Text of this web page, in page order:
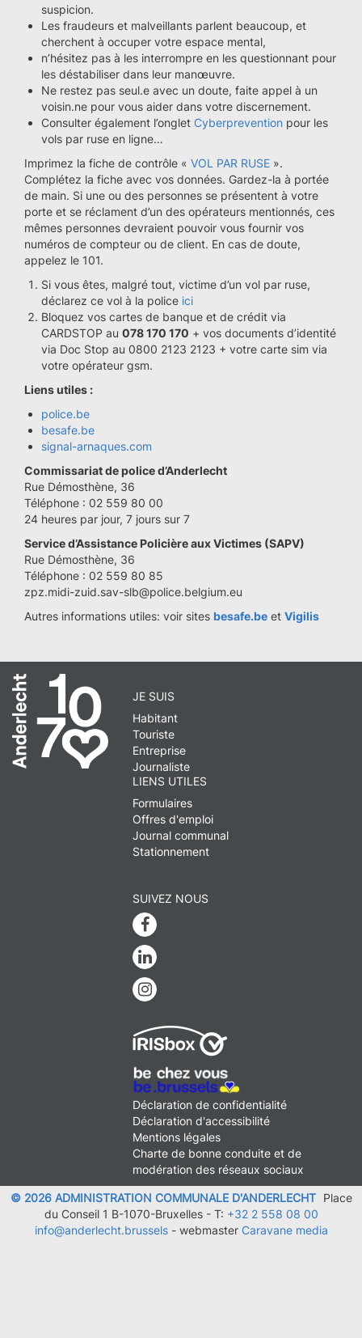
suspicion.
Les fraudeurs et malveillants parlent beaucoup, et
cherchent à occuper votre espace mental,
n’hésitez pas à les interrompre en les questionnant pour
les déstabiliser dans leur manœuvre.
Ne restez pas seul.e avec un doute, faite appel à un
voisin.ne pour vous aider dans votre discernement.
Consulter également l’onglet Cyberprevention pour les
vols par ruse en ligne…
Imprimez la fiche de contrôle « VOL PAR RUSE ».
Complétez la fiche avec vos données. Gardez-la à portée
de main. Si une ou des personnes se présentent à votre
porte et se réclament d’un des opérateurs mentionnés, ces
mêmes personnes devraient pouvoir vous fournir vos
numéros de compteur ou de client. En cas de doute,
appelez le 101.
Si vous êtes, malgré tout, victime d’un vol par ruse,
déclarez ce vol à la police ici
Bloquez vos cartes de banque et de crédit via
CARDSTOP au 078 170 170 + vos documents d’identité
via Doc Stop au 0800 2123 2123 + votre carte sim via
votre opérateur gsm.
Liens utiles :
police.be
besafe.be
signal-arnaques.com
Commissariat de police d’Anderlecht
Rue Démosthène, 36
Téléphone : 02 559 80 00
24 heures par jour, 7 jours sur 7
Service d’Assistance Policière aux Victimes (SAPV)
Rue Démosthène, 36
Téléphone : 02 559 80 85
zpz.midi-zuid.sav-slb@police.belgium.eu
Autres informations utiles: voir sites besafe.be et Vigilis
JE SUIS
Habitant
Touriste
Entreprise
Journaliste
LIENS UTILES
Formulaires
Offres d'emploi
Journal communal
Stationnement
SUIVEZ NOUS
Facebook
Linkedin
Instagram
MENU
FOOTER
LEGAL
Déclaration de confidentialité
Déclaration d'accessibilité
Mentions légales
Charte de bonne conduite et de
modération des réseaux sociaux
© 2026 ADMINISTRATION COMMUNALE D'ANDERLECHT
Place
du Conseil 1 B-1070-Bruxelles - T: +32 2 558 08 00
info@anderlecht.brussels- webmaster Caravane media